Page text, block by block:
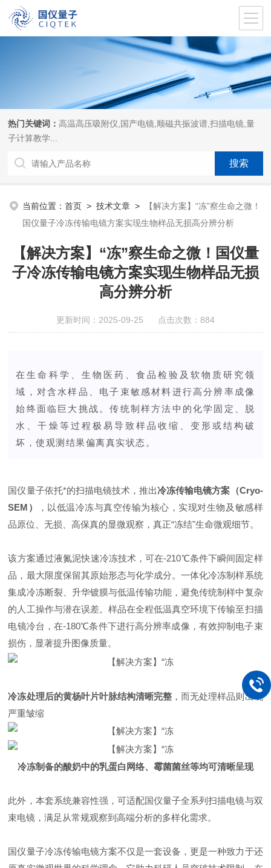
热门关键词： 高温高压吸附仪,国产电镜,顺磁共振波谱,扫描电镜,量
子计算教学...
当前位置：首页 >技术文章 >
【解决方案】“冻”察生命之微！
国仪量子冷冻传输电镜方案实现生物样品无损高分辨分析
【解决方案】“冻”察生命之微！国仪量
子冷冻传输电镜方案实现生物样品无损
高分辨分析
更新时间：2025-09-25 点击次数：884
在生命科学、生物医药、食品检验及软物质研究领
域，对含水样品、电子束敏感材料进行高分辨率成像
始终面临巨大挑战。传统制样方法中的化学固定、脱
水、干燥等过程极易导致样品收缩、变形或结构破
坏，使观测结果偏离真实状态。
国仪量子依托*的扫描电镜技术，推出冷冻传输电镜方案（Cryo-
SEM）
，以低温冷冻与真空传输为核心，实现对生物及敏感样
品原位、无损、高保真的显微观察，真正“冻结"生命微观细节。
该方案通过液氮泥快速冷冻技术，可在-210℃条件下瞬间固定样
品，最大限度保留其原始形态与化学成分。一体化冷冻制样系统
集成冷冻断裂 、升华镀膜与低温传输功能，避免传统制样中复杂
的人工操作与潜在误差。样品在全程低温真空环境下传输至扫描
电镜冷台，在-180℃条件下进行高分辨率成像，有效抑制电子束
损伤，显著提升图像质量。
冷冻处理后的黄杨叶片叶脉结构清晰完整 ，而无处理样品则出现
严重皱缩
冷冻制备的酸奶中的乳蛋白网络、霉菌菌丝等均可清晰呈现
此外，本套系统兼容性强，可适配国仪量子全系列扫描电镜与双
束电镜，满足从常规观察到高端分析的多样化需求。
国仪量子冷冻传输电镜方案不仅是一套设备，更是一种致力于还